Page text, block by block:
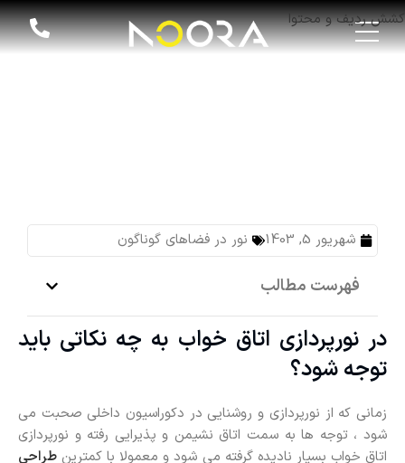
کشش ردیف و محتوا
شهریور 5, 1403 نور در فضاهای گوناگون
فهرست مطالب
در نورپردازی اتاق خواب به چه نکاتی باید
توجه شود؟
زمانی که از نورپردازی و روشنایی در دکوراسیون داخلی صحبت می
شود ، توجه ها به سمت اتاق نشیمن و پذیرایی رفته و نورپردازی
اتاق خواب بسیار نادیده گرفته می شود و معمولا با کمترین طراحی